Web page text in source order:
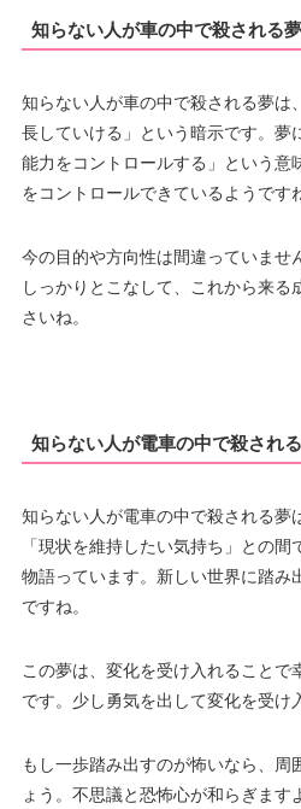
知らない人が車の中で殺される夢
知らない人が車の中で殺される夢は
長していける」という暗示です。夢
能力をコントロールする」という意
をコントロールできているようです
今の目的や方向性は間違っていませ
しっかりとこなして、これから来
さいね。
知らない人が電車の中で殺され
知らない人が電車の中で殺される夢
「現状を維持したい気持ち」との
物語っています。新しい世界に踏み
ですね。
この夢は、変化を受け入れることで
です。少し勇気を出して変化を受け
もし一歩踏み出すのが怖いなら、周
ょう。不思議と恐怖心が和らぎます